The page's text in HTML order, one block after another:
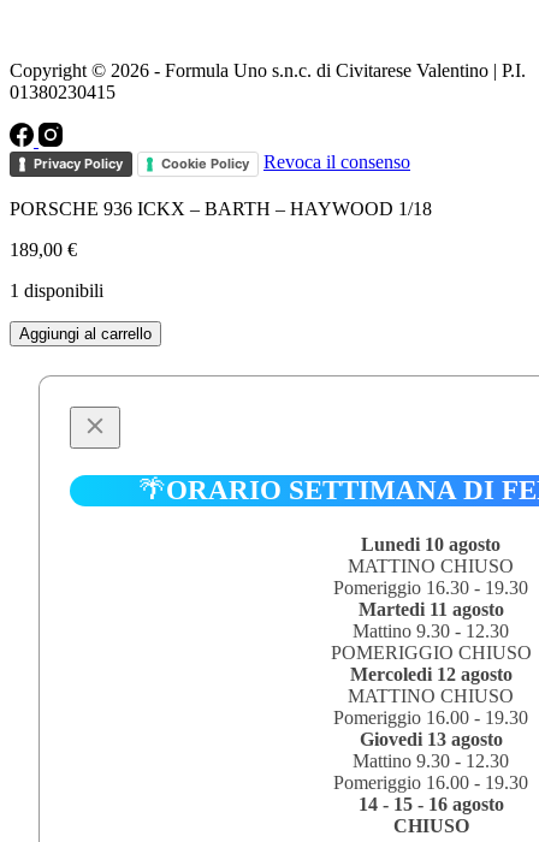
Copyright © 2026 - Formula Uno s.n.c. di Civitarese Valentino | P.I.
01380230415
Privacy Policy Cookie Policy Revoca il consenso
PORSCHE 936 ICKX – BARTH – HAYWOOD 1/18
189,00 €
1 disponibili
PORSCHE
936
ICKX
BARTH
Aggiungi al carrello
🌴ORARIO SETTIMANA DI
Lunedi 10 agosto
MATTINO CHIUSO
Pomeriggio 16.30 - 19.30
Martedi 11 agosto
Mattino 9.30 - 12.30
POMERIGGIO CHIUSO
Mercoledi 12 agosto
MATTINO CHIUSO
Pomeriggio 16.00 - 19.30
Giovedi 13 agosto
Mattino 9.30 - 12.30
Pomeriggio 16.00 - 19.30
14 - 15 - 16 agosto
CHIUSO